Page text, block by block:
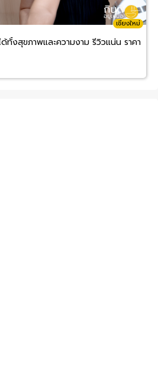
เชียงใหม่
ทั้งสุขภาพและความงาม รีวิวแน่น ราคา